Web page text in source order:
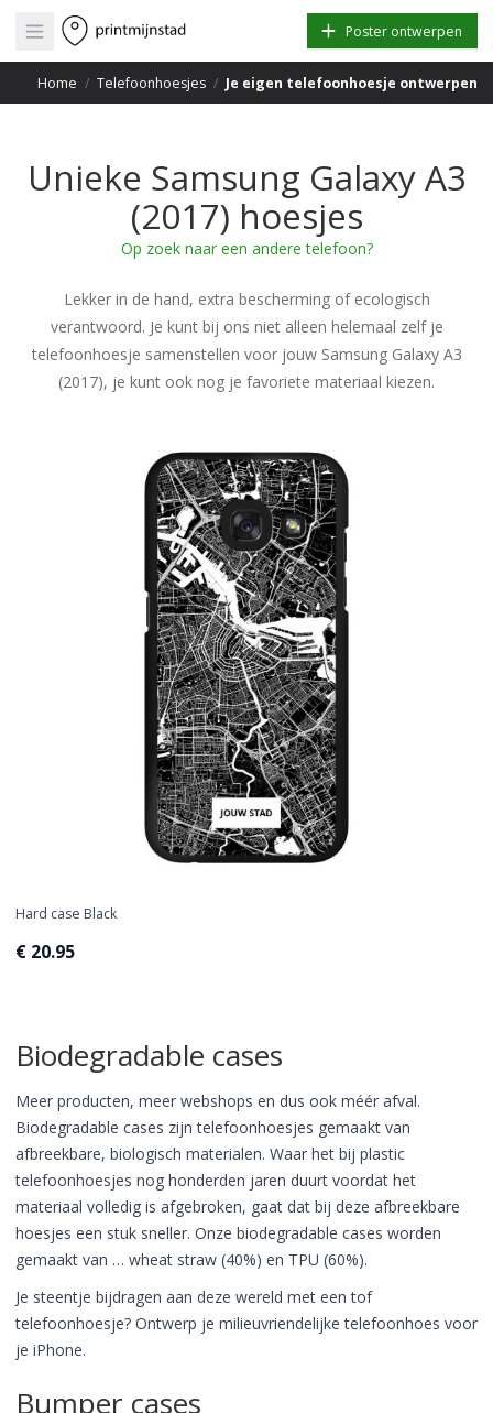
Open main menu Poster ontwerpen
Home / Telefoonhoesjes / Je eigen telefoonhoesje ontwerpen
Unieke Samsung Galaxy A3
(2017) hoesjes
Op zoek naar een andere telefoon?
Lekker in de hand, extra bescherming of ecologisch
verantwoord. Je kunt bij ons niet alleen helemaal zelf je
telefoonhoesje samenstellen voor jouw Samsung Galaxy A3
(2017), je kunt ook nog je favoriete materiaal kiezen.
Hard case Black
€ 20.95
Biodegradable cases
Meer producten, meer webshops en dus ook méér afval.
Biodegradable cases zijn telefoonhoesjes gemaakt van
afbreekbare, biologisch materialen. Waar het bij plastic
telefoonhoesjes nog honderden jaren duurt voordat het
materiaal volledig is afgebroken, gaat dat bij deze afbreekbare
hoesjes een stuk sneller. Onze biodegradable cases worden
gemaakt van … wheat straw (40%) en TPU (60%).
Je steentje bijdragen aan deze wereld met een tof
telefoonhoesje? Ontwerp je milieuvriendelijke telefoonhoes voor
je iPhone.
Bumper cases